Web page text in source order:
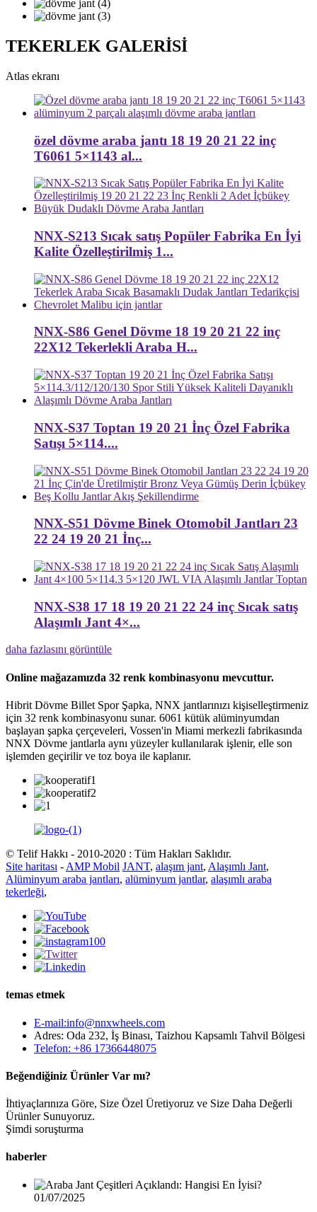
TEKERLEK GALERİSİ
Atlas ekranı
özel dövme araba jantı 18 19 20 21 22 inç
T6061 5×1143 al...
NNX-S213 Sıcak satış Popüler Fabrika En İyi
Kalite Özelleştirilmiş 1...
NNX-S86 Genel Dövme 18 19 20 21 22 inç
22X12 Tekerlekli Araba H...
NNX-S37 Toptan 19 20 21 İnç Özel Fabrika
Satışı 5×114....
NNX-S51 Dövme Binek Otomobil Jantları 23
22 24 19 20 21 İnç...
NNX-S38 17 18 19 20 21 22 24 inç Sıcak satış
Alaşımlı Jant 4×...
daha fazlasını görüntüle
Online mağazamızda 32 renk kombinasyonu mevcuttur.
Hibrit Dövme Billet Spor Şapka, NNX jantlarınızı kişiselleştirmeniz
için 32 renk kombinasyonu sunar. 6061 kütük alüminyumdan
başlayan şapka çerçeveleri, Vossen'in Miami merkezli fabrikasında
NNX Dövme jantlarla aynı yüzeyler kullanılarak işlenir, elle son
işlemden geçirilir ve toz boya ile kaplanır.
© Telif Hakkı - 2010-2020 : Tüm Hakları Saklıdır.
Site haritası - AMP Mobil JANT, alaşım jant, Alaşımlı Jant,
Alüminyum araba jantları, alüminyum jantlar, alaşımlı araba
tekerleği,
temas etmek
E-mail:info@nnxwheels.com
Adres: Oda 232, İş Binası, Taizhou Kapsamlı Tahvil Bölgesi
Telefon: +86 17366448075
Beğendiğiniz Ürünler Var mı?
İhtiyaçlarınıza Göre, Size Özel Üretiyoruz ve Size Daha Değerli
Ürünler Sunuyoruz.
Şimdi soruşturma
haberler
01/07/2025